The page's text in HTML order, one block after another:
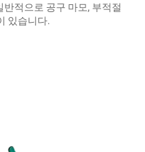
적으로 공구 마모, 부적절
있습니다.